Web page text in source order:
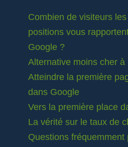
Combien de visiteurs
positions vous
Google ?
Alternative moins cher à
Atteindre la première
dans Google
Vers la première place
La vérité sur le taux de
Questions fréquemment